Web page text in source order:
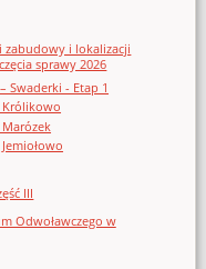
zabudowy i lokalizacji
sprawy 2026
Swaderki - Etap 1
Królikowo
III
Odwoławczego w